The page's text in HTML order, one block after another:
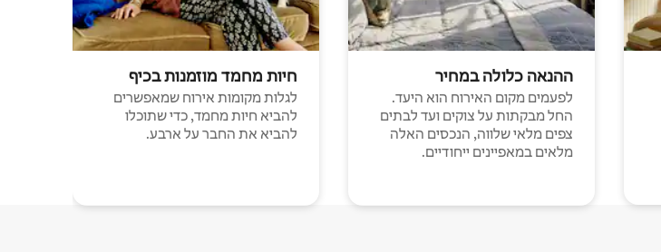
ההנאה כלולה במחיר
לפעמים מקום האירוח הוא היעד.
החל מבקתות על צוקים ועד לבתים
צפים מלאי שלווה, הנכסים האלה
מלאים במאפיינים ייחודיים.
חיות מחמד מוזמנות בכיף
לגלות מקומות אירוח שמאפשרים
להביא חיות מחמד, כדי שתוכלו
להביא את החבר על ארבע.